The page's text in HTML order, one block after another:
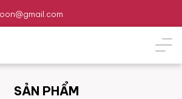
SẢN PHẨM